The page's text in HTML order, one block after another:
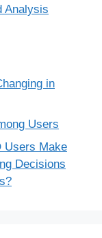
Analysis
in
Users
Users Make
Decisions